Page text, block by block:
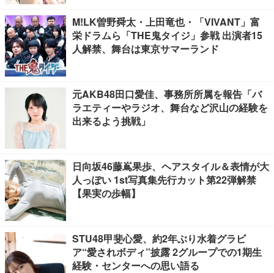
M!LK曽野舜太・上田竜也・「VIVANT」富
栄ドラムら「THE鬼タイジ」参戦 出演者15
人解禁、舞台は東京サマーランド
元AKB48田口愛佳、事務所所属を報告「バ
ラエティーやラジオ、舞台など沢山の経験を
出来るよう挑戦」
日向坂46藤嶌果歩、ヘアスタイル＆表情が大
人っぽい 1st写真集先行カット第22弾解禁
【果実の歩幅】
STU48甲斐心愛、約2年ぶり水着グラビ
ア“愛されボディ”披露 2グループでの1期生
経験・センターへの思い語る